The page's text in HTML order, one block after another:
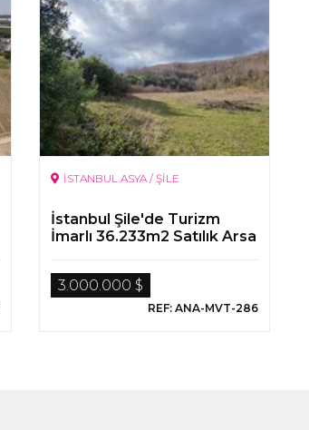
İSTANBUL ASYA / ŞİLE
İstanbul Şile'de Turizm
İmarlı 36.233m2 Satılık Arsa
3.000.000 $
REF: ANA-MVT-286